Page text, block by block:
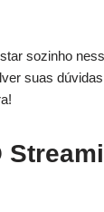
sozinho
suas